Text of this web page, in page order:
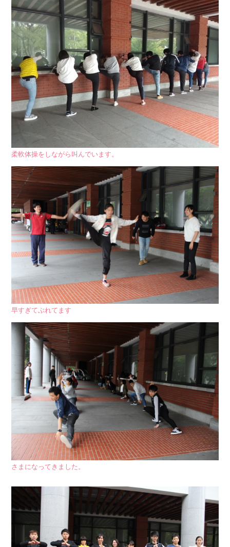
柔軟体操をしながら叫んでいます。
早すぎてぶれてます
さまになってきました。